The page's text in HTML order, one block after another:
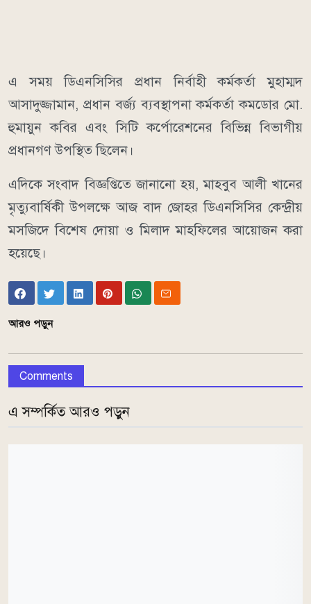
এ সময় ডিএনসিসির প্রধান নির্বাহী কর্মকর্তা মুহাম্মদ
আসাদুজ্জামান, প্রধান বর্জ্য ব্যবস্থাপনা কর্মকর্তা কমডোর মো.
হুমায়ুন কবির এবং সিটি কর্পোরেশনের বিভিন্ন বিভাগীয়
প্রধানগণ উপস্থিত ছিলেন।
এদিকে সংবাদ বিজ্ঞপ্তিতে জানানো হয়, মাহবুব আলী খানের
মৃত্যুবার্ষিকী উপলক্ষে আজ বাদ জোহর ডিএনসিসির কেন্দ্রীয়
মসজিদে বিশেষ দোয়া ও মিলাদ মাহফিলের আয়োজন করা
হয়েছে।
আরও পড়ুন
Comments
এ সম্পর্কিত আরও পড়ুন